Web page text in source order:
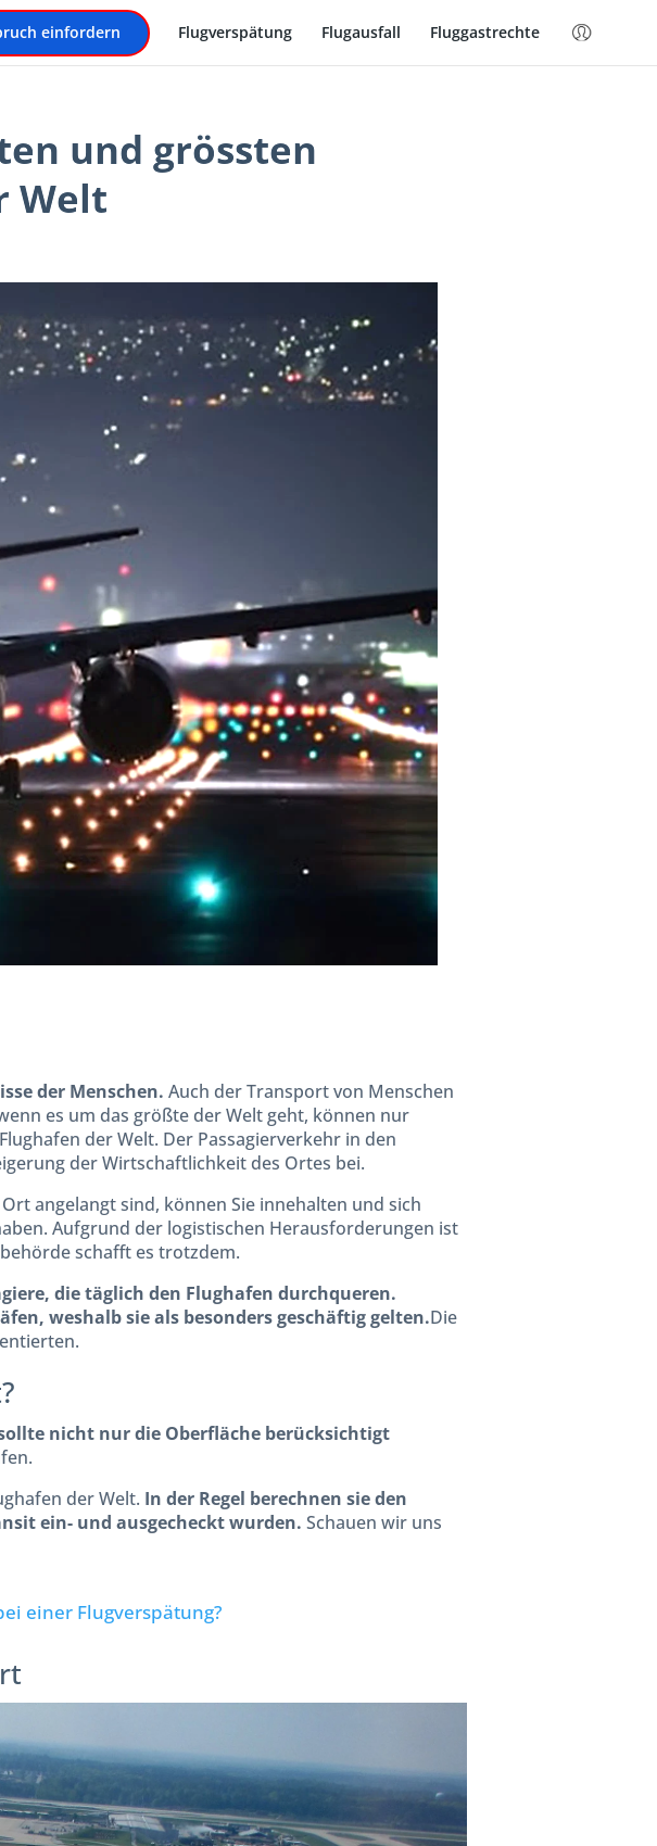
einfordern Flugverspätung Flugausfall Fluggastrechte
und grössten
Welt
der Menschen. Auch der Transport von Menschen
es um das größte der Welt geht, können nur
der Welt. Der Passagierverkehr in den
der Wirtschaftlichkeit des Ortes bei.
angelangt sind, können Sie innehalten und sich
Aufgrund der logistischen Herausforderungen ist
schafft es trotzdem.
die täglich den Flughafen durchqueren.
weshalb sie als besonders geschäftig gelten.Die
nicht nur die Oberfläche berücksichtigt
der Welt. In der Regel berechnen sie den
ein- und ausgecheckt wurden. Schauen wir uns
einer Flugverspätung?